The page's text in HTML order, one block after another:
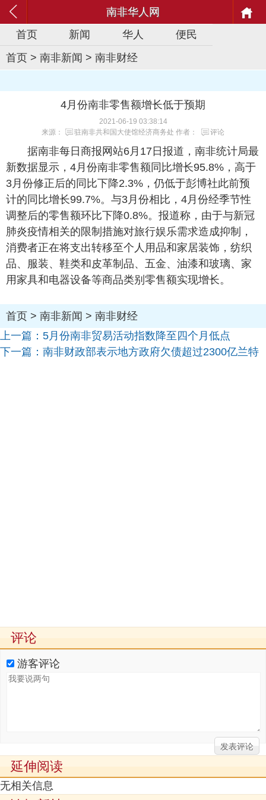
南非华人网
首页
新闻 华人
便民
首页 > 南非新闻 > 南非财经
4月份南非零售额增长低于预期
2021-06-19 03:38:14
来源：
驻南非共和国大使馆经济商务处 作者： 评论
据南非每日商报网站6月17日报道，南非统计局最
新数据显示，4月份南非零售额同比增长95.8%，高于
3月份修正后的同比下降2.3%，仍低于彭博社此前预
计的同比增长99.7%。与3月份相比，4月份经季节性
调整后的零售额环比下降0.8%。报道称，由于与新冠
肺炎疫情相关的限制措施对旅行娱乐需求造成抑制，
消费者正在将支出转移至个人用品和家居装饰，纺织
品、服装、鞋类和皮革制品、五金、油漆和玻璃、家
用家具和电器设备等商品类别零售额实现增长。
首页 > 南非新闻 > 南非财经
上一篇： 5月份南非贸易活动指数降至四个月低点
下一篇： 南非财政部表示地方政府欠债超过2300亿兰特
评论
游客评论
延伸阅读
无相关信息